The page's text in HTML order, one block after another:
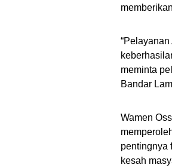
meminta
Bandar
Wamen
pentingnya
kesah